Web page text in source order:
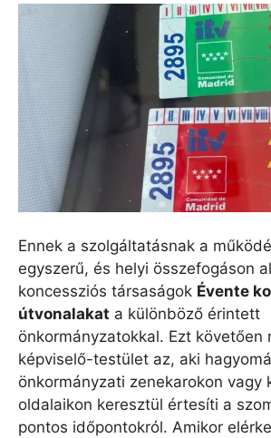
Ennek a szolgáltatásnak a
egyszerű, és helyi összefogáson
koncessziós társaságok Évente
útvonalakat a különböző érintett
önkormányzatokkal. Ezt követően
képviselő-testület az, aki
önkormányzati zenekarokon vagy
oldalaikon keresztül értesíti a
pontos időpontokról. Amikor